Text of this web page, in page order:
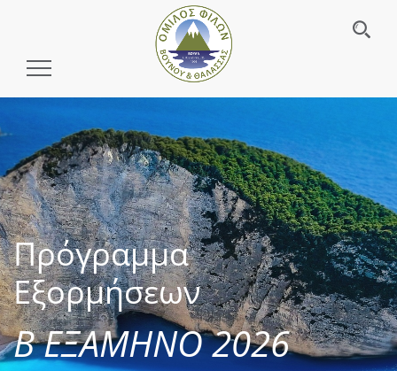
Toggle
Πρόγραμμα
Εξορμήσεων
Β ΕΞΑΜΗΝΟ 2026